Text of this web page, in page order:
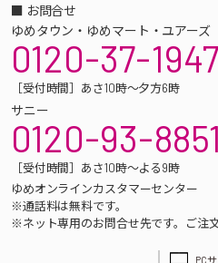
■ お問合せ
ゆめタウン・ゆめマート・ユアーズ
0120-37-1947
［受付時間］あさ10時～夕方6時
サニー
0120-93-8851
［受付時間］あさ10時～よる9時
ゆめオンラインカスタマーセンター
※通話料は無料です。
※ネット専用のお問合せ先です。ご注
PC